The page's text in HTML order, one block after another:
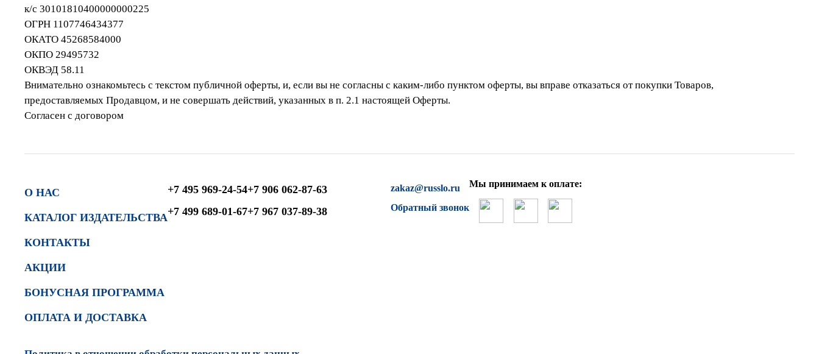
к/с 30101810400000000225
ОГРН 1107746434377
ОКАТО 45268584000
ОКПО 29495732
ОКВЭД 58.11
Внимательно ознакомьтесь с текстом публичной оферты, и, если вы не согласны с каким-либо пунктом оферты, вы вправе отказаться от покупки Товаров,
предоставляемых Продавцом, и не совершать действий, указанных в п. 2.1 настоящей Оферты.
Согласен с договором
О НАС
КАТАЛОГ ИЗДАТЕЛЬСТВА
КОНТАКТЫ
АКЦИИ
БОНУСНАЯ ПРОГРАММА
ОПЛАТА И ДОСТАВКА
+7 495 969-24-54
+7 499 689-01-67
+7 906 062-87-63
+7 967 037-89-38
zakaz@russlo.ru
Обратный звонок
Мы принимаем к оплате: